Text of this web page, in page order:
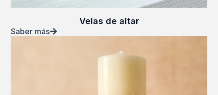
Velas de altar
Saber más